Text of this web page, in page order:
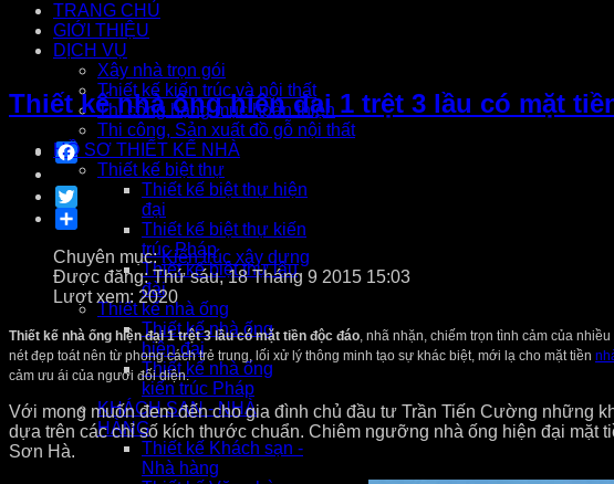
TRANG CHỦ
GIỚI THIỆU
DỊCH VỤ
Xây nhà trọn gói
Thiết kế kiến trúc và nội thất
Thi công hạng mục hoàn thiện
Thi công, Sản xuất đồ gỗ nội thất
HỒ SƠ THIẾT KẾ NHÀ
Thiết kế biệt thự
Thiết kế biệt thự hiện
đại
Thiết kế biệt thự kiến
trúc Pháp
Thiết kế biệt thự lâu
đài
Thiết kế nhà ống
Thiết kế nhà ống
hiện đại
Thiết kế nhà ống
kiến trúc Pháp
KHÁCH SẠN - NHÀ
HÀNG
Thiết kế Khách sạn -
Nhà hàng
Thiết kế nhà ống hiện đại 1 trệt 3 lầu có mặt
Facebook
Twitter
Chuyên mục:Kiến trúc xây dựng
Được đăng: Thứ sáu, 18 Tháng 9 2015 15:03
Lượt xem: 2020
Thiết kế nhà ống hiện đại 1 trệt 3 lầu có mặt tiền độc đáo, nhã nhặn, chiếm trọn tình cảm của
nét đẹp toát nên từ phong cách trẻ trung, lối xử lý thông minh tạo sự khác biệt, mới lạ cho mặt tiền
cảm ưu ái của người đối diện.
Với mong muốn đem đến cho gia đình chủ đầu tư Trần Tiến Cường những
dựa trên các chỉ số kích thước chuẩn. Chiêm ngưỡng nhà ống hiện đại mặt
Sơn Hà.